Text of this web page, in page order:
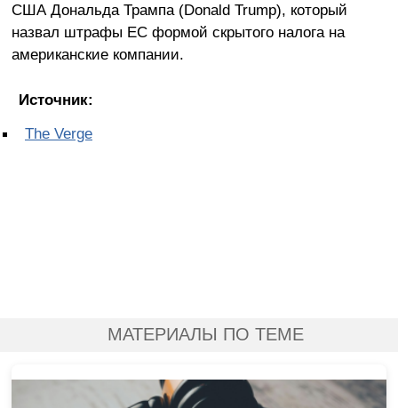
США Дональда Трампа (Donald Trump), который
назвал штрафы ЕС формой скрытого налога на
американские компании.
Источник:
The Verge
МАТЕРИАЛЫ ПО ТЕМЕ